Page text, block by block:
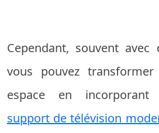
Cependant, souvent avec
vous pouvez
espace en
support de télévision